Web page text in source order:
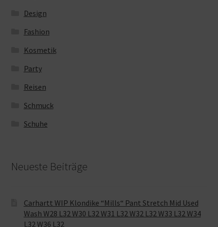
Design
Fashion
Kosmetik
Party
Reisen
Schmuck
Schuhe
Neueste Beiträge
Carhartt WIP Klondike “Mills“ Pant Stretch Mid Used
Wash W28 L32 W30 L32 W31 L32 W32 L32 W33 L32 W34
L32 W36 L32